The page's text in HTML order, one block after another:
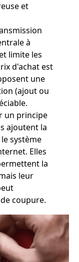
et
à
limite les
d'achat est
une
(ajout ou
un principe
ajoutent la
système
Elles
la
leur
coupure.